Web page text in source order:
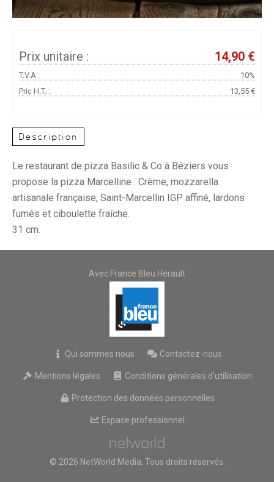
Prix unitaire : 14,90 €
T.V.A :
10%
Pric H.T. :
13,55 €
Description
Le restaurant de pizza Basilic & Co à Béziers vous
propose la pizza Marcelline : Crème, mozzarella
artisanale française, Saint-Marcellin IGP affiné, lardons
fumés et ciboulette fraîche.
31 cm.
Avec France Bleu Hérault
Qui sommes nous Contactez-nous
Mentions légales Conditions générales d'utilisation
Protection des données personnelles
Espace professionnel
© 2026 NetWorld Media, Tous droits réservés.